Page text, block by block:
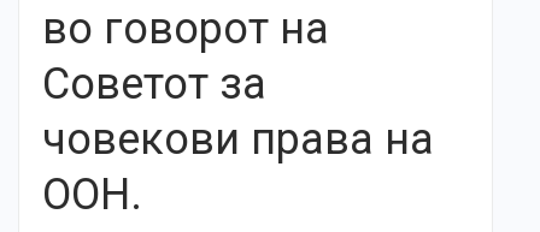
во говорот на
Советот за
човекови права на
ООН.